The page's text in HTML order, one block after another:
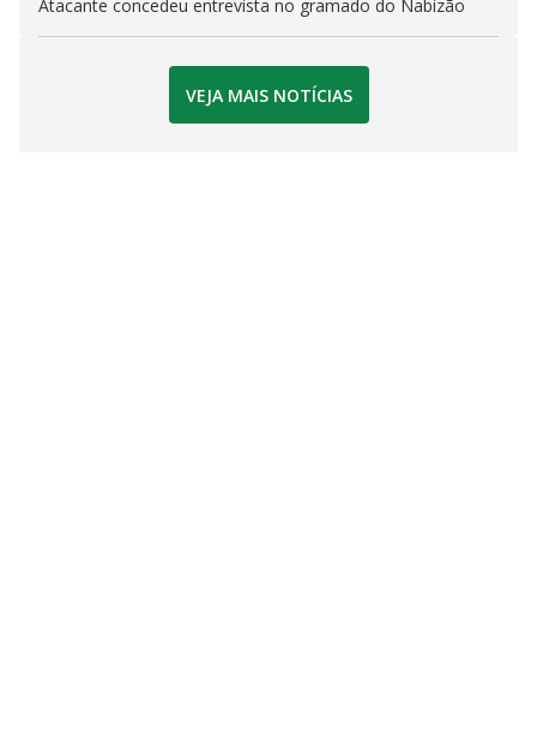
Atacante concedeu entrevista no gramado do Nabizão
VEJA MAIS NOTÍCIAS